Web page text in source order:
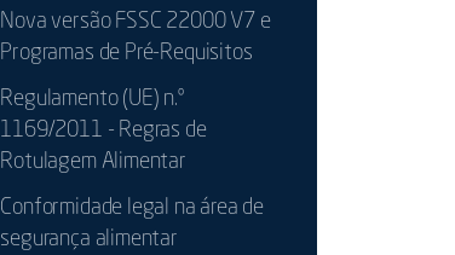
Nova versão FSSC 22000 V7 e
Programas de Pré-Requisitos
Regulamento (UE) n.º
1169/2011 - Regras de
Rotulagem Alimentar
Conformidade legal na área de
segurança alimentar